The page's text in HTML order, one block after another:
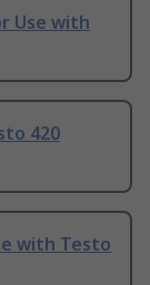
Use with
420
with Testo